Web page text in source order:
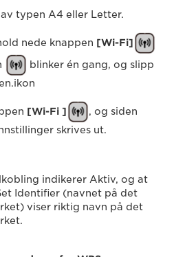
typen A4 eller Letter.
nede knappen [Wi-Fi]
blinker én gang, og slipp
[Wi-Fi ]
, og siden
skrives ut.
indikerer Aktiv, og at
Identifier (navnet på det
viser riktig navn på det